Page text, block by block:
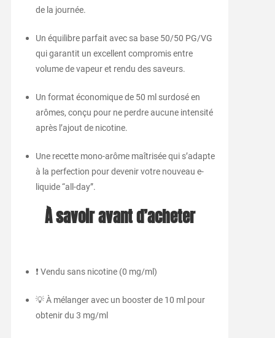
de la journée.
Un équilibre parfait avec sa base 50/50 PG/VG
qui garantit un excellent compromis entre
volume de vapeur et rendu des saveurs.
Un format économique de 50 ml surdosé en
arômes, conçu pour ne perdre aucune intensité
après l’ajout de nicotine.
Une recette mono-arôme maîtrisée qui s’adapte
à la perfection pour devenir votre nouveau e-
liquide “all-day”.
À savoir avant d’acheter
❗ Vendu sans nicotine (0 mg/ml)
💡 À mélanger avec un booster de 10 ml pour
obtenir du 3 mg/ml